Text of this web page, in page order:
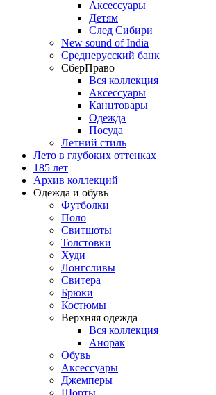
Аксессуары
Детям
След Сибири
New sound of India
Среднерусский банк
СберПраво
Вся коллекция
Аксессуары
Канцтовары
Одежда
Посуда
Летний стиль
Лето в глубоких оттенках
185 лет
Архив коллекций
Одежда и обувь
Футболки
Поло
Свитшоты
Толстовки
Худи
Лонгсливы
Свитера
Брюки
Костюмы
Верхняя одежда
Вся коллекция
Анорак
Обувь
Аксессуары
Джемперы
Шорты